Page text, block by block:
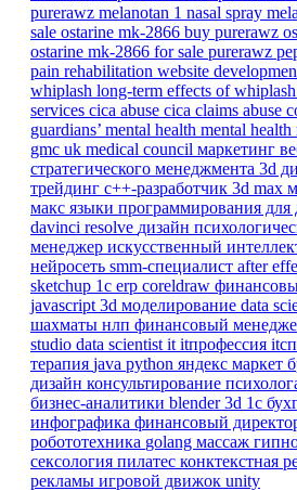
purerawz melanotan 1 nasal spray
sale ostarine mk-2866 buy purerawz
ostarine mk-2866 for sale purerawz
pain rehabilitation website
whiplash long-term effects of whiplash
services cica abuse cica claims abuse
guardians’ mental health mental health
gmc uk medical council маркетинг
стратегического менеджмента 3d
трейдинг c++-разработчик 3d max
макс языки программирования для
davinci resolve дизайн
менеджер искусственный
нейросеть smm-специалист after
sketchup 1с erp coreldraw
javascript 3d моделирование data
шахматы нлп финансовый
studio data scientist it itпрофессия
терапия java python яндекс маркет
дизайн консультирование
бизнес-аналитики blender 3d 1с
инфографика финансовый
робототехника golang массаж
сексология пилатес конктекстная
рекламы игровой движок unity